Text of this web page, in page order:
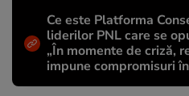
Ce este Platforma
liderilor PNL care se
„În momente de criză,
impune compromisuri